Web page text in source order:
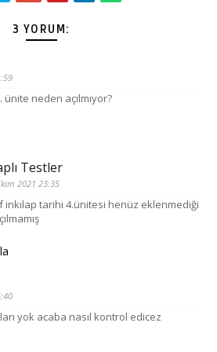
3 YORUM:
ünite neden açılmıyor?
Testler
2021 23:35
inkılap tarihi 4.ünitesi henüz eklenmediği
yok acaba nasıl kontrol edicez